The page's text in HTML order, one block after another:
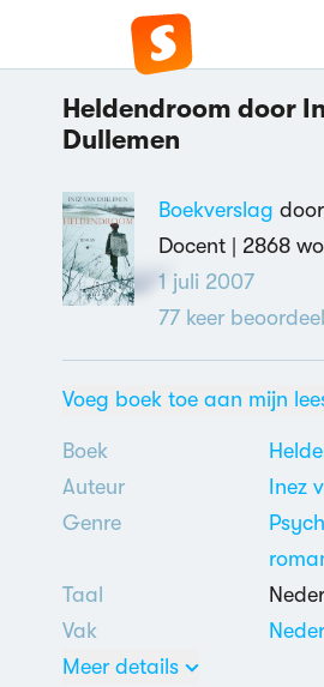
Heldendroom door
Dullemen
Boekverslag
Docent | 2868
1 juli 2007
77keer
Voeg boek toe aan mijn
Boek
Auteur
Inez
Genre
Taal
Vak
Meer details